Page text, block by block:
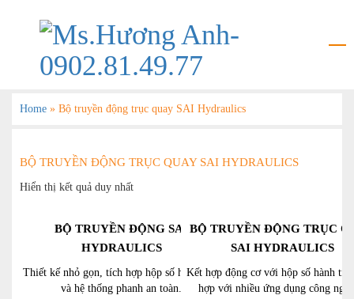
Home » Bộ truyền động trục quay SAI Hydraulics
BỘ TRUYỀN ĐỘNG TRỤC QUAY SAI HYDRAULICS
Hiển thị kết quả duy nhất
BỘ TRUYỀN ĐỘNG SAI
HYDRAULICS
Thiết kế nhỏ gọn, tích hợp hộp số hành tinh
và hệ thống phanh an toàn.
BỘ TRUYỀN ĐỘNG TRỤC
SAI HYDRAULICS
Kết hợp động cơ với hộp số hành
hợp với nhiều ứng dụng công